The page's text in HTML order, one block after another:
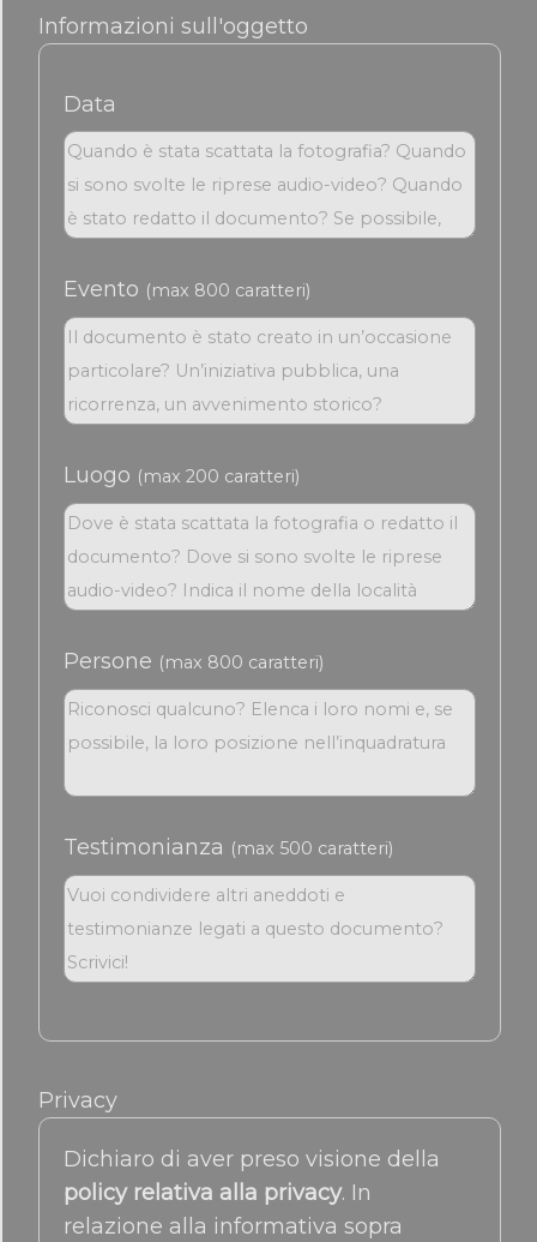
Informazioni sull'oggetto
Data
Evento (max 800 caratteri)
Luogo (max 200 caratteri)
Persone (max 800 caratteri)
Testimonianza (max 500 caratteri)
Privacy
Dichiaro di aver preso visione della
policy relativa alla privacy. In
relazione alla informativa sopra